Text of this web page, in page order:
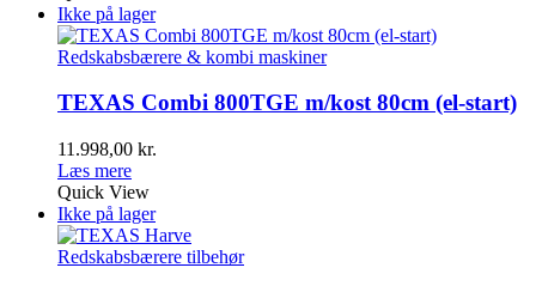
Ikke på lager
Redskabsbærere & kombi maskiner
TEXAS Combi 800TGE m/kost 80cm (el-start)
11.998,00 kr.
Læs mere
Quick View
Ikke på lager
Redskabsbærere tilbehør